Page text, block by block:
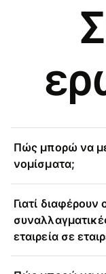
Πώς μπορώ να
νομίσματα;
Γιατί διαφέρουν
εταιρεία σε